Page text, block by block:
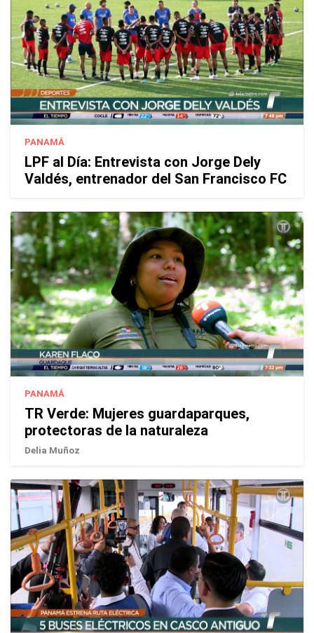
PANAMÁ
LPF al Día: Entrevista con Jorge Dely
Valdés, entrenador del San Francisco FC
PANAMÁ
TR Verde: Mujeres guardaparques,
protectoras de la naturaleza
Delia Muñoz